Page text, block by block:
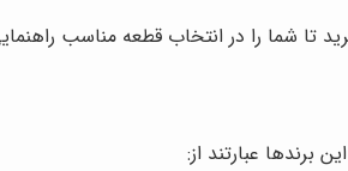
تا شما را در انتخاب قطعه مناسب
برندها عبارتند از: